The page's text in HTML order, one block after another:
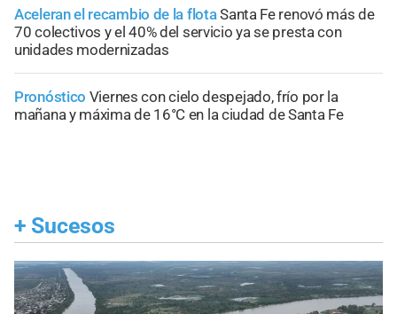
Aceleran el recambio de la flotaSanta Fe renovó más de
70 colectivos y el 40% del servicio ya se presta con
unidades modernizadas
Pronóstico Viernes con cielo despejado, frío por la
mañana y máxima de 16°C en la ciudad de Santa Fe
+ Sucesos